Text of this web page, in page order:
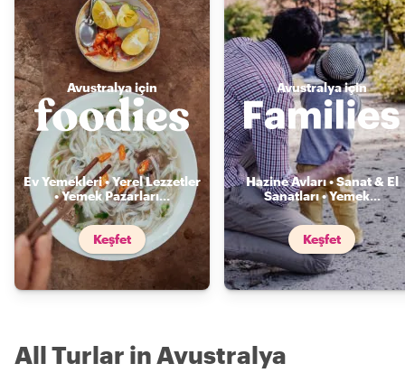
Avustralya için
Ev Yemekleri • Yerel Lezzetler
• Yemek Pazarları...
Keşfet
Avustralya için
Hazine Avları • Sanat & El
Sanatları • Yemek...
Keşfet
All Turlar in Avustralya